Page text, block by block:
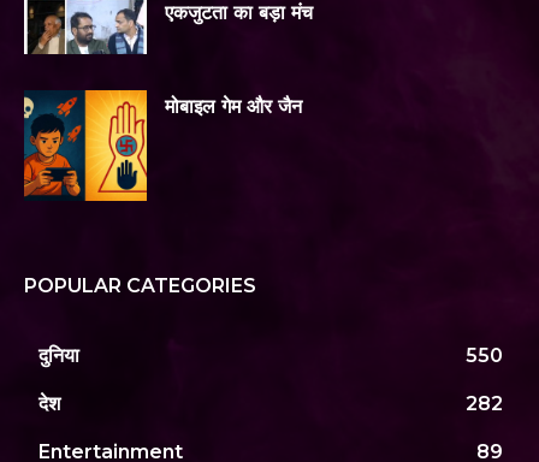
एकजुटता का बड़ा मंच
मोबाइल गेम और जैन
POPULAR CATEGORIES
दुनिया 550
देश 282
Entertainment 89